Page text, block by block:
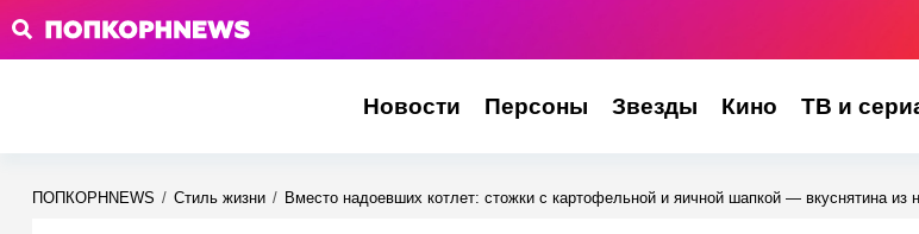
Новости Персоны Звезды Кино ТВ и
ПОПКОРНNEWS / Стиль жизни / Вместо надоевших котлет: стожки с картофельной и яичной шапкой — вкуснятина из